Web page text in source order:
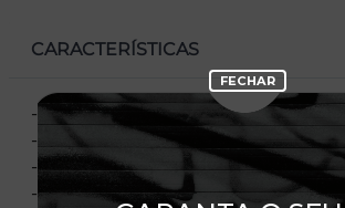
CARACTERÍSTICAS
- Manga curta
- Corte Regular
- Gola redonda
- Flag bordada na manga